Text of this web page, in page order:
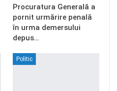
Procuratura Generală a
pornit urmărire penală
în urma demersului
depus…
Politic